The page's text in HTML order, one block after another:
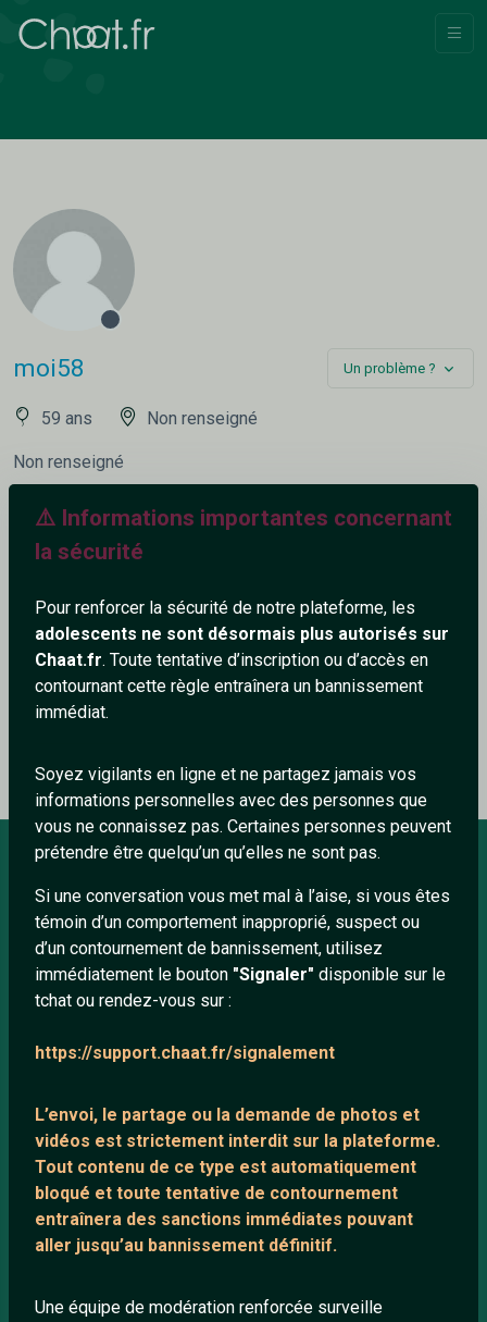
⚠️ Informations importantes concernant
la sécurité
Pour renforcer la sécurité de notre plateforme, les
adolescents ne sont désormais plus autorisés sur
Chaat.fr. Toute tentative d’inscription ou d’accès en
contournant cette règle entraînera un bannissement
immédiat.
Soyez vigilants en ligne et ne partagez jamais vos
informations personnelles avec des personnes que
vous ne connaissez pas. Certaines personnes peuvent
prétendre être quelqu’un qu’elles ne sont pas.
Si une conversation vous met mal à l’aise, si vous êtes
témoin d’un comportement inapproprié, suspect ou
d’un contournement de bannissement, utilisez
immédiatement le bouton "Signaler" disponible sur le
tchat ou rendez-vous sur :
https://support.chaat.fr/signalement
L’envoi, le partage ou la demande de photos et
vidéos est strictement interdit sur la plateforme.
Tout contenu de ce type est automatiquement
bloqué et toute tentative de contournement
entraînera des sanctions immédiates pouvant
aller jusqu’au bannissement définitif.
Une équipe de modération renforcée surveille
moi58 Un problème ?
59 ans Non renseigné
Non renseigné
125+
Ajouter un commentaire (0) Tchatter
Le profil n'a pas encore de commentaire.
À PROPOS
Conditions générales
À propos
Mentions légales
Protection mineurs
Blog
Salons de discussion
Communauté
Playlists YouTube